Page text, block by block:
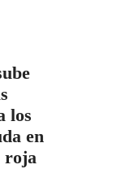
los
en
roja